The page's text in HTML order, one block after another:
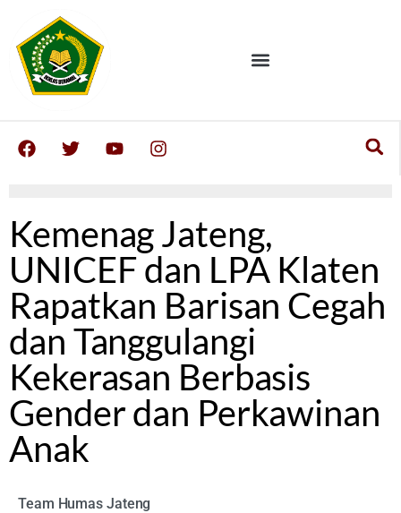
Kemenag Jateng,
UNICEF dan LPA Klaten
Rapatkan Barisan Cegah
dan Tanggulangi
Kekerasan Berbasis
Gender dan Perkawinan
Anak
Team Humas Jateng